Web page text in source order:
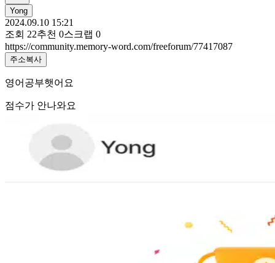
Yong
2024.09.10 15:21
조회 22추천 0스크랩 0
https://community.memory-word.com/freeforum/77417087
주소복사
영어공부햇어요
점수가 안나와요